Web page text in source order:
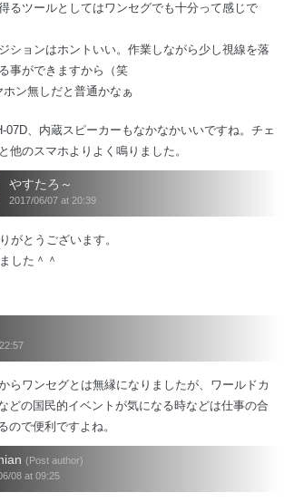
るツールとしてはワンセグでも十分って感じで
ションはホントいい。作業しながら少し視線を落
事ができますから（笑
ホン無しだと普通かなぁ
07D、内蔵スピーカーもなかなかいいですね。チェ
他のスマホよりよく鳴りました。
やすたろ～
2017/06/07 at 20:39
がとうございます。
した＾＾
らワンセグとは無縁になりましたが、ワールドカ
どの国民的イベントが気になる時などは仕事の合
ので便利ですよね。
(Post author)
08 at 09:25